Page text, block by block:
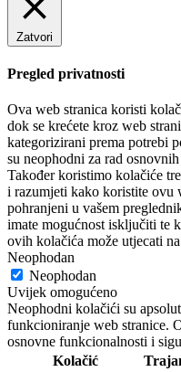
Zatvori
Pregled privatnosti
Ova web stranica koristi
dok se krećete kroz web
kategorizirani prema potrebi
su neophodni za rad
Također koristimo kolačiće
i razumjeti kako koristite ovu
pohranjeni u vašem
imate mogućnost isključiti te
ovih kolačića može utjecati
Neophodan
Neophodan
Uvijek omogućeno
Neophodni kolačići su
funkcioniranje web stranice.
osnovne funkcionalnosti i
Kolačić